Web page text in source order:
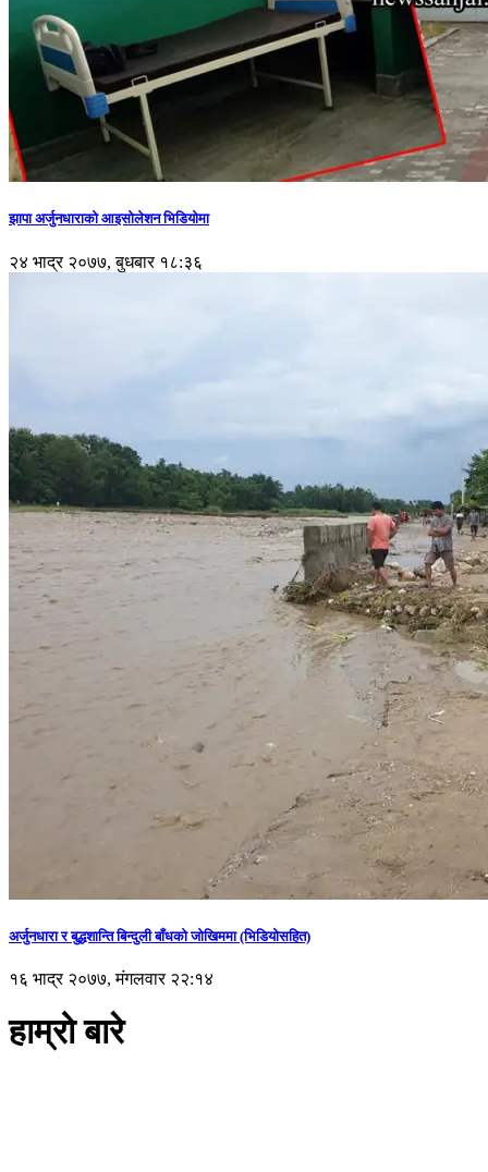
झापा अर्जुनधाराको आइसोलेशन भिडियोमा
२४ भाद्र २०७७, बुधबार १८:३६
अर्जुनधारा र बुद्धशान्ति बिन्दुली बाँधको जोखिममा (भिडियाेसहित)
१६ भाद्र २०७७, मंगलवार २२:१४
हाम्रो बारे